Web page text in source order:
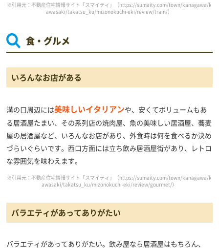
※引用元：不動産住宅情報サイト「スマイティ」（https://sumaity.com/town/kanagawa/k
awasaki/takatsu_ku/mizonokuchi-eki/review/train/）
食・グルメ
いろんなお店がある
溝の口周辺には美味しいイタリアンや、安くてボリュームもあ
る居酒屋たまい、その系列店の焼肉屋、魚の美味しい居酒屋、蕎麦
屋の居酒屋など、いろんなお店があり、外食時は何を食べるか決め
づらいぐらいです。西口方面には立ち飲み居酒屋街があり、レトロ
な雰囲気を味わえます。
※引用元：不動産住宅情報サイト「スマイティ」（https://sumaity.com/town/kanagawa/k
awasaki/takatsu_ku/mizonokuchi-eki/review/gourmet/）
バラエティがあってありがたい
バラエティがあってありがたい。飲み屋なら居酒屋はもちろん、